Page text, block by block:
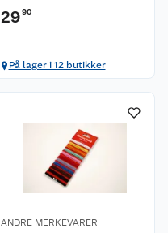
2990
På lager i 12 butikker
ANDRE MERKEVARER